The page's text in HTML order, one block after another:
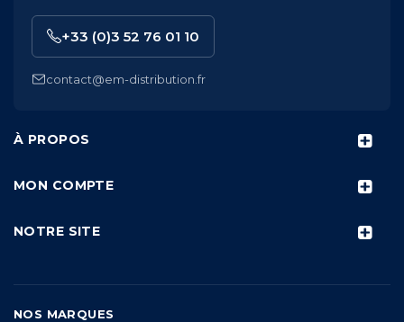
À PROPOS
MON COMPTE
NOTRE SITE
+33 (0)3 52 76 01 10
contact@em-distribution.fr
NOS MARQUES